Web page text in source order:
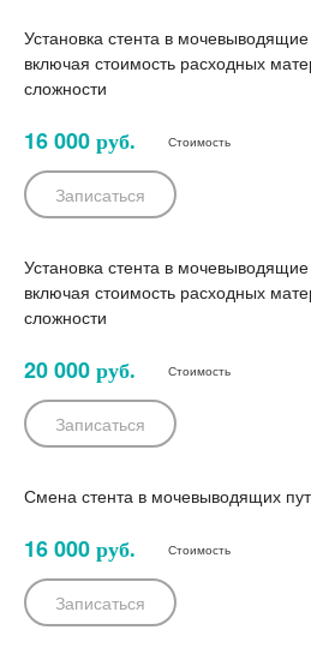
Установка стента в
включая стоимость расходных
сложности
16 000 руб. Стоимость
Записаться
Установка стента в
включая стоимость расходных
сложности
20 000 руб. Стоимость
Записаться
Смена стента в мочевыводящих
16 000 руб. Стоимость
Записаться